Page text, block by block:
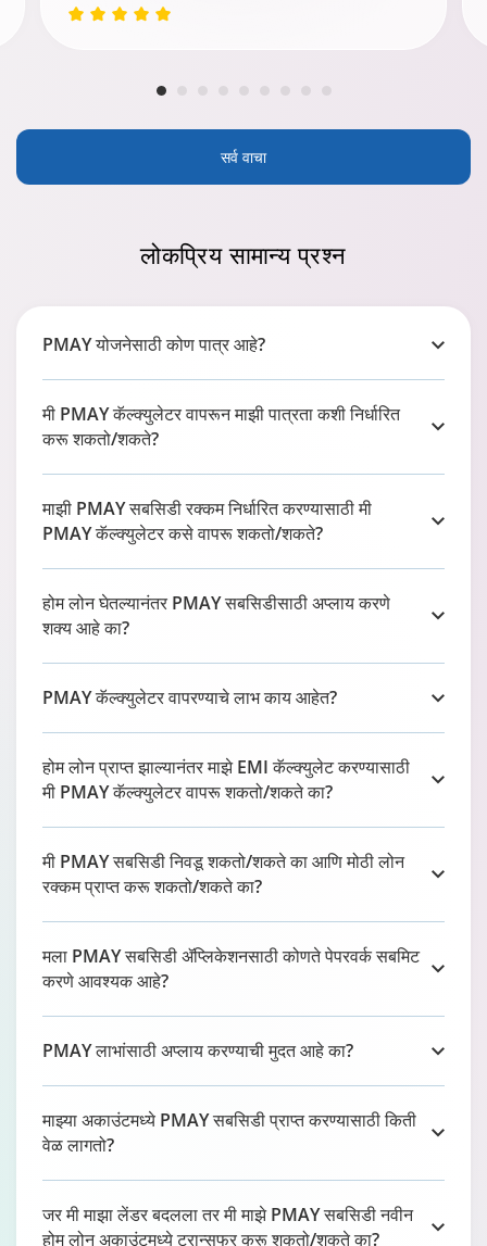
सर्व वाचा
लोकप्रियसामान्य प्रश्न
PMAY योजनेसाठी कोण पात्र आहे?
मी PMAY कॅल्क्युलेटर वापरून माझी पात्रता कशी निर्धारित
करू शकतो/शकते?
माझी PMAY सबसिडी रक्कम निर्धारित करण्यासाठी मी
PMAY कॅल्क्युलेटर कसे वापरू शकतो/शकते?
होम लोन घेतल्यानंतर PMAY सबसिडीसाठी अप्लाय करणे
शक्य आहे का?
PMAY कॅल्क्युलेटर वापरण्याचे लाभ काय आहेत?
होम लोन प्राप्त झाल्यानंतर माझे EMI कॅल्क्युलेट करण्यासाठी
मी PMAY कॅल्क्युलेटर वापरू शकतो/शकते का?
मी PMAY सबसिडी निवडू शकतो/शकते का आणि मोठी लोन
रक्कम प्राप्त करू शकतो/शकते का?
मला PMAY सबसिडी ॲप्लिकेशनसाठी कोणते पेपरवर्क सबमिट
करणे आवश्यक आहे?
PMAY लाभांसाठी अप्लाय करण्याची मुदत आहे का?
माझ्या अकाउंटमध्ये PMAY सबसिडी प्राप्त करण्यासाठी किती
वेळ लागतो?
जर मी माझा लेंडर बदलला तर मी माझे PMAY सबसिडी नवीन
होम लोन अकाउंटमध्ये ट्रान्सफर करू शकतो/शकते का?